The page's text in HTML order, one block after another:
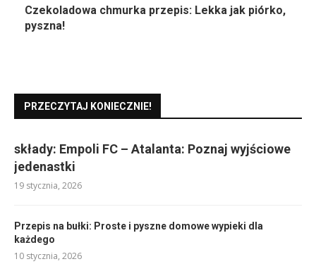
Czekoladowa chmurka przepis: Lekka jak piórko,
pyszna!
PRZECZYTAJ KONIECZNIE!
składy: Empoli FC – Atalanta: Poznaj wyjściowe
jedenastki
19 stycznia, 2026
Przepis na bułki: Proste i pyszne domowe wypieki dla
każdego
10 stycznia, 2026